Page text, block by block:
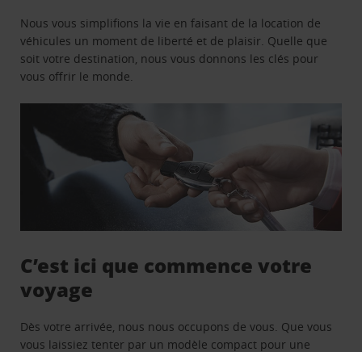
Nous vous simplifions la vie en faisant de la location de
véhicules un moment de liberté et de plaisir. Quelle que
soit votre destination, nous vous donnons les clés pour
vous offrir le monde.
C’est ici que commence votre
voyage
Dès votre arrivée, nous nous occupons de vous. Que vous
vous laissiez tenter par un modèle compact pour une